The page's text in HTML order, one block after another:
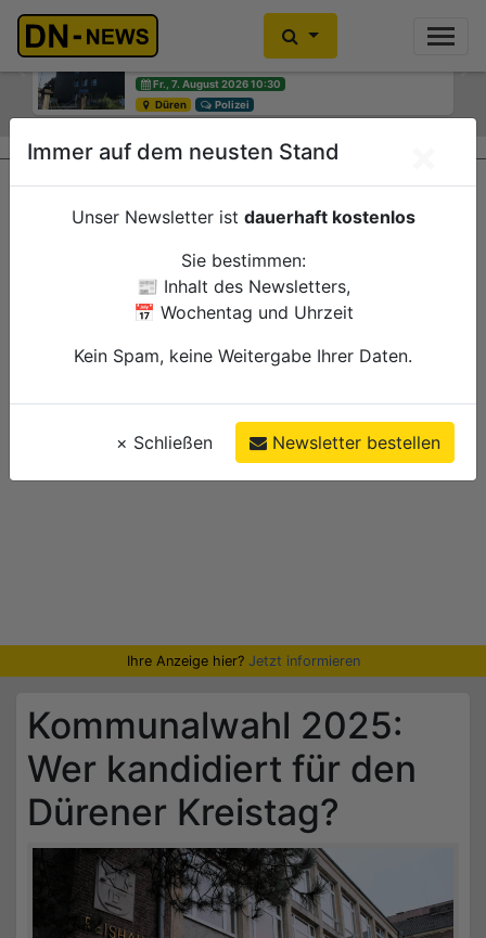
Einbrecher im Kleiderschrank
gefunden
Fr., 7. August 2026 10:30
Düren
Polizei
Previous
Ihre Anzeige hier? Jetzt informieren
Kommunalwahl 2025:
Wer kandidiert für den
Dürener Kreistag?
Immer auf dem neusten Stand
Unser Newsletter ist dauerhaft kostenlos
Sie bestimmen:
📰 Inhalt des Newsletters,
📅 Wochentag und Uhrzeit
Kein Spam, keine Weitergabe Ihrer Daten.
× Schließen Newsletter bestellen